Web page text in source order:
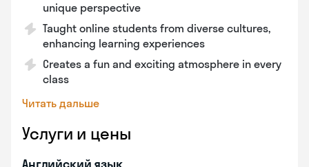
unique perspective
Taught online students from diverse cultures,
enhancing learning experiences
Creates a fun and exciting atmosphere in every
class
Читать дальше
Услуги и цены